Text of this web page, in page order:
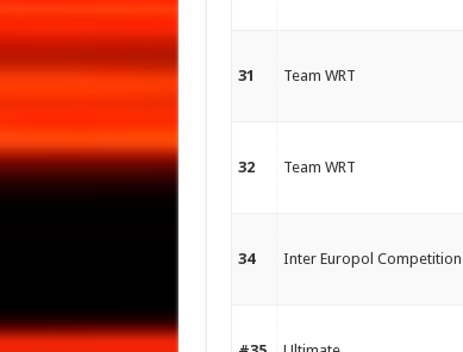
31 Team WRT
32 Team WRT
34 Inter Europol Competition